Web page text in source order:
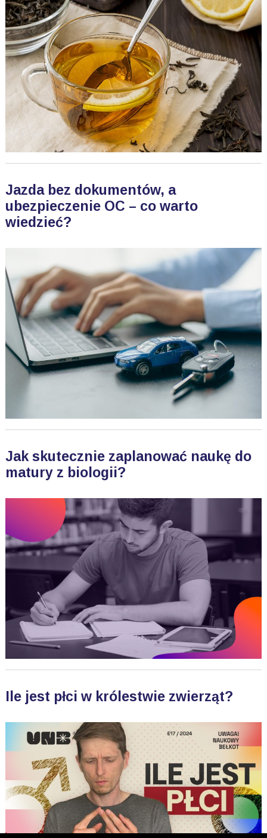
Jazda bez dokumentów, a
ubezpieczenie OC – co warto
wiedzieć?
Jak skutecznie zaplanować naukę do
matury z biologii?
Ile jest płci w królestwie zwierząt?